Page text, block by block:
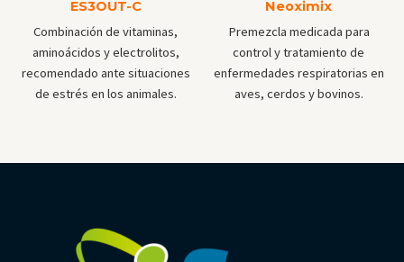
ES3OUT-C
Combinación de vitaminas,
aminoácidos y electrolitos,
recomendado ante situaciones
de estrés en los animales.
Neoximix
Premezcla medicada para
control y tratamiento de
enfermedades respiratorias en
aves, cerdos y bovinos.